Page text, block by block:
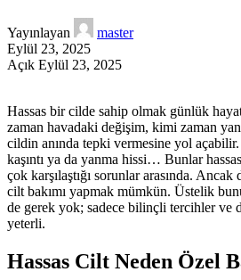
Yayınlayan
master
Eylül 23, 2025
Açık Eylül 23, 2025
Hassas bir cilde sahip olmak günlük
zaman havadaki değişim, kimi zaman
cildin anında tepki vermesine yol
kaşıntı ya da yanma hissi… Bunlar
çok karşılaştığı sorunlar arasında.
cilt bakımı yapmak mümkün. Üstelik
de gerek yok; sadece bilinçli tercihler ve
yeterli.
Hassas Cilt Neden Özel